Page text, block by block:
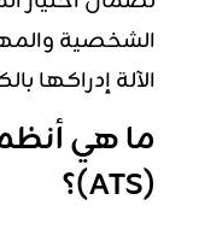
الشخصية
الآلة إدراكها
ما هي
(ATS)؟